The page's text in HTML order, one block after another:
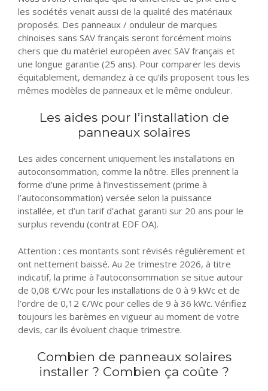
les sociétés venait aussi de la qualité des matériaux
proposés. Des panneaux / onduleur de marques
chinoises sans SAV français seront forcément moins
chers que du matériel européen avec SAV français et
une longue garantie (25 ans). Pour comparer les devis
équitablement, demandez à ce qu’ils proposent tous les
mêmes modèles de panneaux et le même onduleur.
Les aides pour l’installation de
panneaux solaires
Les aides concernent uniquement les installations en
autoconsommation, comme la nôtre. Elles prennent la
forme d’une prime à l’investissement (prime à
l’autoconsommation) versée selon la puissance
installée, et d’un tarif d’achat garanti sur 20 ans pour le
surplus revendu (contrat EDF OA).
Attention : ces montants sont révisés régulièrement et
ont nettement baissé. Au 2e trimestre 2026, à titre
indicatif, la prime à l’autoconsommation se situe autour
de 0,08 €/Wc pour les installations de 0 à 9 kWc et de
l’ordre de 0,12 €/Wc pour celles de 9 à 36 kWc. Vérifiez
toujours les barèmes en vigueur au moment de votre
devis, car ils évoluent chaque trimestre.
Combien de panneaux solaires
installer ? Combien ça coûte ?